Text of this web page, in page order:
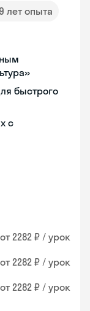
9 лет опыта
быстрого
с
от 2282 ₽ / урок
от 2282 ₽ / урок
от 2282 ₽ / урок